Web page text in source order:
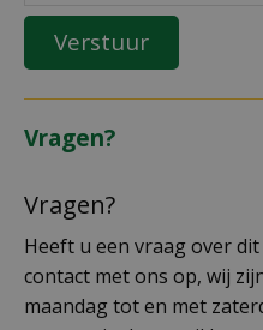
Vragen?
Vragen?
Heeft u een vraag over
contact met ons op, wij
maandag tot en met